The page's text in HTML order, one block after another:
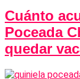
Cuánto
Poceada
quedar